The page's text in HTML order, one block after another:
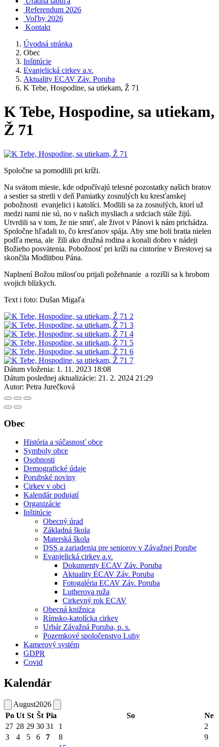
Referendum 2026
Voľby 2026
Kontakt
Úvodná stránka
Obec
Inštitúcie
Evanjelická cirkev a.v.
Aktuality ECAV Záv. Poruba
K Tebe, Hospodine, sa utiekam, Ž 71
K Tebe, Hospodine, sa utiekam,
Ž 71
Spoločne sa pomodlili pri kríži.
Na svätom mieste, kde odpočívajú telesné pozostatky našich bratov
a sestier sa stretli v deň Pamiatky zosnulých ku kresťanskej
pobožnosti evanjelici i katolíci. Modlili sa za zosnulých, ktorí už
medzi nami nie sú, no v našich mysliach a srdciach stále žijú.
Utvrdili sa v tom, že nie smrť, ale život v Pánovi k nám prichádza.
Spoločne hľadali to, čo kresťanov spája. Aby sme boli bratia nielen
podľa mena, ale žili ako družná rodina a konali dobro v nádeji
Božieho posvätenia. Pobožnosť pri kríži na cintoríne v Brestovej sa
skončila Modlitbou Pána.
Naplnení Božou milosťou prijali požehnanie a rozišli sa k hrobom
svojich blízkych.
Text i foto: Dušan Migaľa
Dátum vloženia: 1. 11. 2023 18:08
Dátum poslednej aktualizácie: 21. 2. 2024 21:29
Autor: Petra Jurečková
Obec
História a súčasnosť obce
Symboly obce
Osobnosti
Demografické údaje
Porubské noviny
Cirkev v obci
Kalendár podujatí
Organizácie
Inštitúcie
Obecný úrad
Základná škola
Materská škola
DSS a zariadenia pre seniorov v Závažnej Porube
Evanjelická cirkev a.v.
Dokumenty ECAV Záv. Poruba
Aktuality ECAV Záv. Poruba
Fotogaléria ECAV Záv. Poruba
Lutherova ruža
Cirkevný rok ECAV
Obecná knižnica
Rímsko-katolícka cirkev
Urbár Závažná Poruba, p. s.
Pozemkové spoločenstvo Luhy
Kamerový systém
GDPR
Covid
Kalendár
August2026
Po Ut St Št Pia So
Ne
27 28 29 30 31 1
2
3
4 5 6 7 8 9